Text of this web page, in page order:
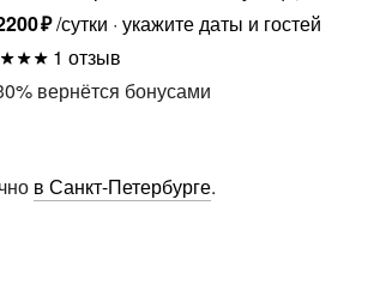
₽/сутки укажите даты и гостей
1 отзыв
% вернётся бонусами
в Санкт-Петербурге.